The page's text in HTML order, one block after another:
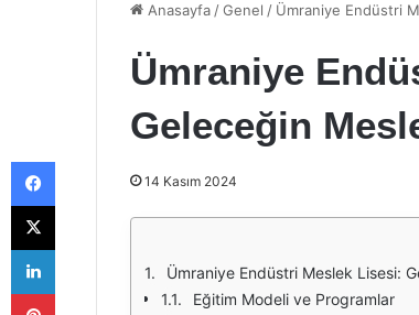
Anasayfa /Genel / Ümraniye Endüstri
Ümraniye
Geleceğin
14 Kasım 2024
Ümraniye Endüstri Meslek Lisesi:
Eğitim Modeli ve Programlar
Facebook
X
LinkedIn
Pinterest